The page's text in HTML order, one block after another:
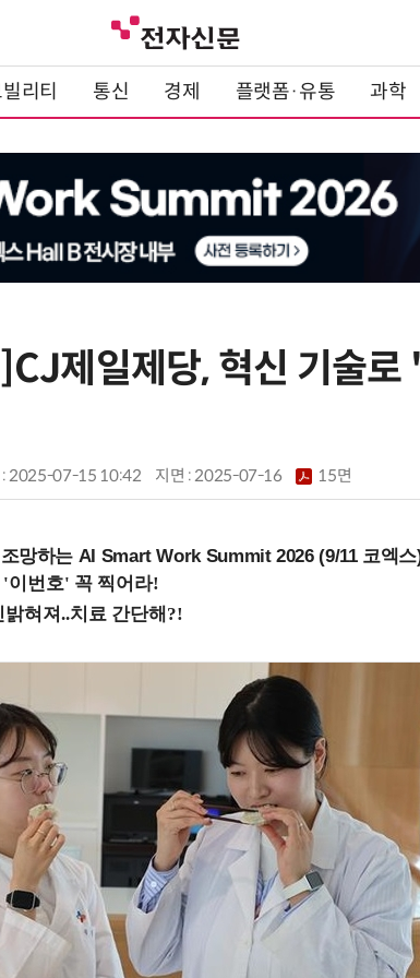
리티 통신 경제 플랫폼·유통 과학
제일제당, 혁신 기술
: 2025-07-15 10:42 지면 :2025-07-16 15면
망하는 AI Smart Work Summit 2026 (9/11 코엑